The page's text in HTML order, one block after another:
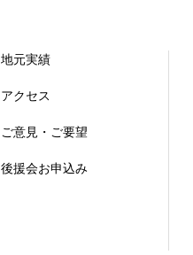
地元実績
アクセス
ご意見・ご要望
後援会お申込み